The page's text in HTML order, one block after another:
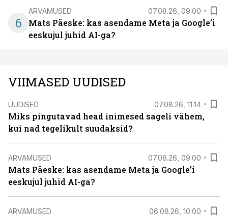
6
ARVAMUSED 07.08.26, 09:00
Mats Päeske: kas asendame Meta ja Google’i
eeskujul juhid AI-ga?
VIIMASED UUDISED
UUDISED 07.08.26, 11:14
Miks pingutavad head inimesed sageli vähem,
kui nad tegelikult suudaksid?
ARVAMUSED 07.08.26, 09:00
Mats Päeske: kas asendame Meta ja Google’i
eeskujul juhid AI-ga?
ARVAMUSED 06.08.26, 10:00